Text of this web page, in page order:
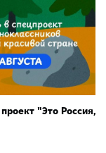
"Это Россия,